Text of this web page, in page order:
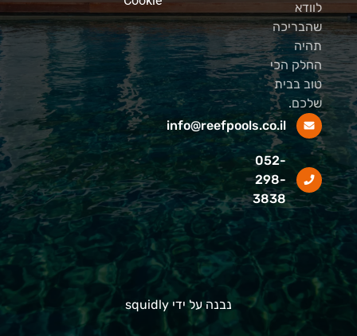
לוודא
שהבריכה
תהיה
החלק הכי
טוב בבית
שלכם.
info@reefpools.co.il
052-
298-
3838
נבנה על ידי squidly